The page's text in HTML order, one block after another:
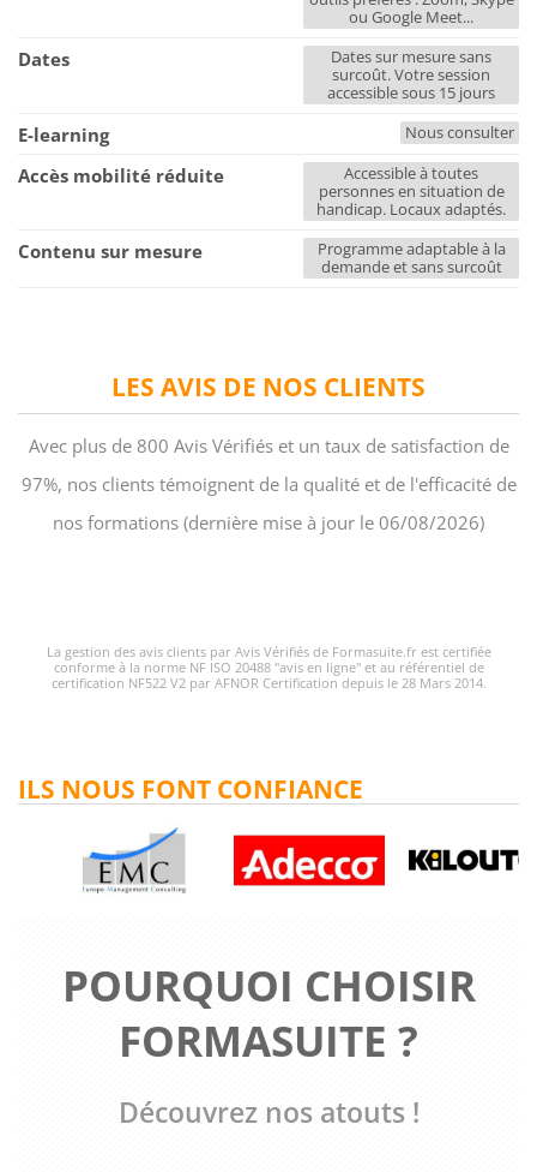
LES AVIS DE NOS CLIENTS
Avec plus de 800 Avis Vérifiés et un taux de satisfaction de
97%, nos clients témoignent de la qualité et de l'efficacité de
nos formations (dernière mise à jour le 06/08/2026)
La gestion des avis clients par Avis Vérifiés de Formasuite.fr est certifiée
conforme à la norme NF ISO 20488 "avis en ligne" et au référentiel de
certification NF522 V2 par AFNOR Certification depuis le 28 Mars 2014.
POURQUOI CHOISIR
FORMASUITE ?
Découvrez nos atouts !
ILS NOUS FONT CONFIANCE
ou Google Meet...
Dates
Dates sur mesure sans
surcoût. Votre session
accessible sous 15 jours
E-learning Nous consulter
Accès mobilité réduite
Accessible à toutes
personnes en situation de
handicap. Locaux adaptés.
Contenu sur mesure
Programme adaptable à la
demande et sans surcoût